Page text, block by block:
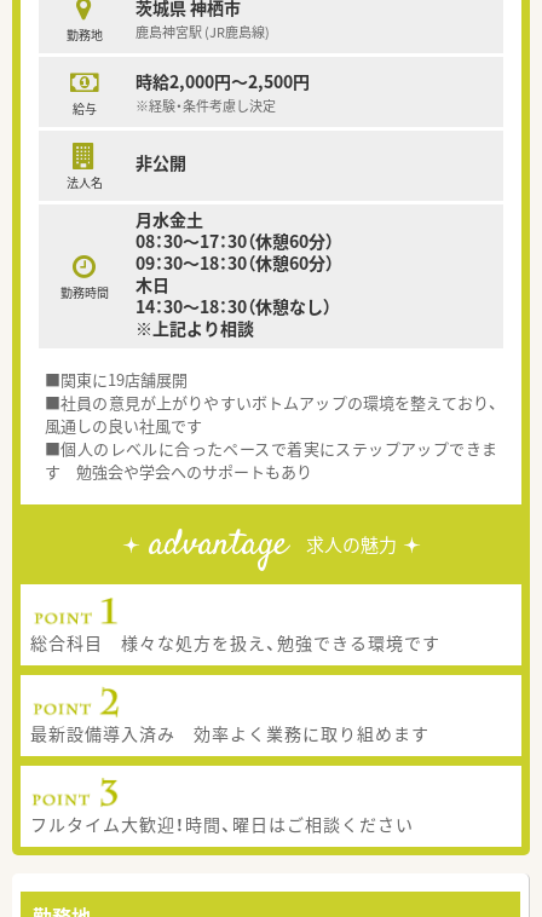
勤務地
茨城県 神栖市
鹿島神宮駅 (JR鹿島線)
給与
時給2,000円～2,500円
※経験・条件考慮し決定
法人名
非公開
勤務時間
月水金土
08：30～17：30（休憩60分）
09：30～18：30（休憩60分）
木日
14：30～18：30（休憩なし）
※上記より相談
■関東に19店舗展開
■社員の意見が上がりやすいボトムアップの環境を整えており、
風通しの良い社風です
■個人のレベルに合ったペースで着実にステップアップできま
す 勉強会や学会へのサポートもあり
advantage 求人の魅力
総合科目 様々な処方を扱え、勉強できる環境です
最新設備導入済み 効率よく業務に取り組めます
フルタイム大歓迎！時間、曜日はご相談ください